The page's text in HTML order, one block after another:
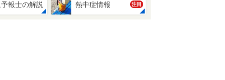
報士の解説 熱中症情報 注目